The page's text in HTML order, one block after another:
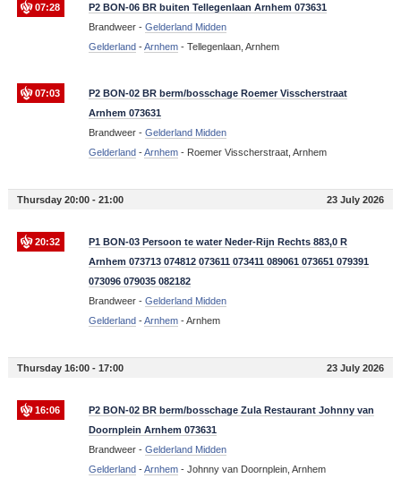
07:28
P2 BON-06 BR buiten Tellegenlaan Arnhem 073631
Brandweer - Gelderland Midden
Gelderland-Arnhem- Tellegenlaan, Arnhem
07:03
P2 BON-02 BR berm/bosschage Roemer Visscherstraat
Arnhem 073631
Brandweer - Gelderland Midden
Gelderland-Arnhem- Roemer Visscherstraat, Arnhem
Thursday 20:00 - 21:00 23 July 2026
20:32
P1 BON-03 Persoon te water Neder-Rijn Rechts 883,0 R
Arnhem 073713 074812 073611 073411 089061 073651 079391
073096 079035 082182
Brandweer - Gelderland Midden
Gelderland-Arnhem-Arnhem
Thursday 16:00 - 17:00 23 July 2026
16:06
P2 BON-02 BR berm/bosschage Zula Restaurant Johnny van
Doornplein Arnhem 073631
Brandweer - Gelderland Midden
Gelderland-Arnhem- Johnny van Doornplein, Arnhem